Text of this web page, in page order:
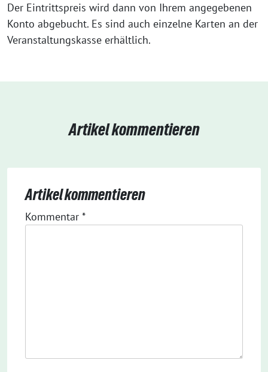
Der Eintrittspreis wird dann von Ihrem angegebenen
Konto abgebucht. Es sind auch einzelne Karten an der
Veranstaltungskasse erhältlich.
Artikel kommentieren
Artikel kommentieren
Kommentar *